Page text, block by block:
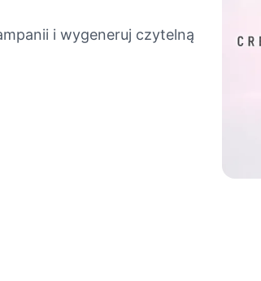
i wygeneruj czytelną